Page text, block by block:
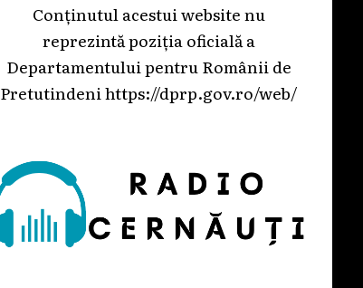
Conținutul acestui website nu
reprezintă poziția oficială a
Departamentului pentru Românii de
Pretutindenihttps://dprp.gov.ro/web/